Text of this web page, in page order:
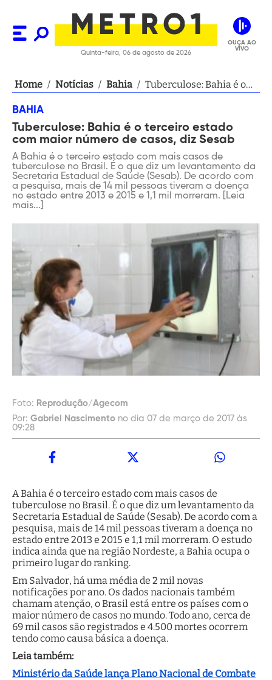
Quinta-feira, 06 de agosto de 2026
OUÇA AO
VIVO
Home / Notícias / Bahia / Tuberculose: Bahia é o
diz Sesab
BAHIA
Tuberculose: Bahia é o terceiro estado
com maior número de casos, diz Sesab
A Bahia é o terceiro estado com mais casos de
tuberculose no Brasil. É o que diz um levantamento da
Secretaria Estadual de Saúde (Sesab). De acordo com
a pesquisa, mais de 14 mil pessoas tiveram a doença
no estado entre 2013 e 2015 e 1,1 mil morreram. [Leia
mais...]
Foto: Reprodução/Agecom
Por: Gabriel Nascimento no dia 07 de março de 2017 às
09:28
A Bahia é o terceiro estado com mais casos de
tuberculose no Brasil. É o que diz um levantamento da
Secretaria Estadual de Saúde (Sesab). De acordo com a
pesquisa, mais de 14 mil pessoas tiveram a doença no
estado entre 2013 e 2015 e 1,1 mil morreram. O estudo
indica ainda que na região Nordeste, a Bahia ocupa o
primeiro lugar do ranking.
Em Salvador, há uma média de 2 mil novas
notificações por ano. Os dados nacionais também
chamam atenção, o Brasil está entre os países com o
maior número de casos no mundo. Todo ano, cerca de
69 mil casos são registrados e 4.500 mortes ocorrem
tendo como causa básica a doença.
Leia também:
Ministério da Saúde lança Plano Nacional de Combate